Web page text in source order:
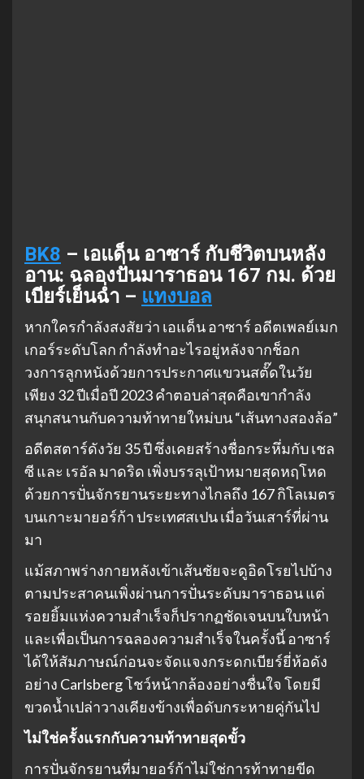
BK8 – เอแด็น อาซาร์ กับชีวิตบนหลัง
อาน: ฉลองปั่นมาราธอน 167 กม. ด้วย
เบียร์เย็นฉ่ำ – แทงบอล
หากใครกำลังสงสัยว่า เอแด็น อาซาร์ อดีตเพลย์เมก
เกอร์ระดับโลก กำลังทำอะไรอยู่หลังจากช็อก
วงการลูกหนังด้วยการประกาศแขวนสตั๊ดในวัย
เพียง 32 ปีเมื่อปี 2023 คำตอบล่าสุดคือเขากำลัง
สนุกสนานกับความท้าทายใหม่บน “เส้นทางสองล้อ”
อดีตสตาร์ดังวัย 35 ปี ซึ่งเคยสร้างชื่อกระหึ่มกับ เชล
ซี และ เรอัล มาดริด เพิ่งบรรลุเป้าหมายสุดหฤโหด
ด้วยการปั่นจักรยานระยะทางไกลถึง 167 กิโลเมตร
บนเกาะมายอร์ก้า ประเทศสเปน เมื่อวันเสาร์ที่ผ่าน
มา
แม้สภาพร่างกายหลังเข้าเส้นชัยจะดูอิดโรยไปบ้าง
ตามประสาคนเพิ่งผ่านการปั่นระดับมาราธอน แต่
รอยยิ้มแห่งความสำเร็จก็ปรากฏชัดเจนบนใบหน้า
และเพื่อเป็นการฉลองความสำเร็จในครั้งนี้ อาซาร์
ได้ให้สัมภาษณ์ก่อนจะจัดแจงกระดกเบียร์ยี่ห้อดัง
อย่าง Carlsberg โชว์หน้ากล้องอย่างชื่นใจ โดยมี
ขวดน้ำเปล่าวางเคียงข้างเพื่อดับกระหายคู่กันไป
ไม่ใช่ครั้งแรกกับความท้าทายสุดขั้ว
การปั่นจักรยานที่มายอร์ก้าไม่ใช่การท้าทายขีด